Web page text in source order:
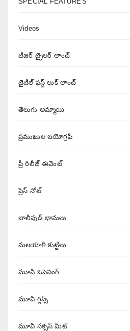
Videos
టిజర్ ట్రైలర్ లాంచ్
టైటిల్ ఫస్ట్ లుక్ లాంచ్
తెలుగు అమ్మాయి
ప్రముఖుల బయోగ్రఫీ
ప్రీ రిలీజ్ ఈవెంట్
ప్రెస్ నోట్
బాలీవుడ్ భామలు
మలయాళీ కుట్టిలు
మూవీ ఓపెనింగ్
మూవీ గ్లిప్స్
మూవీ సక్సెస్ మీట్